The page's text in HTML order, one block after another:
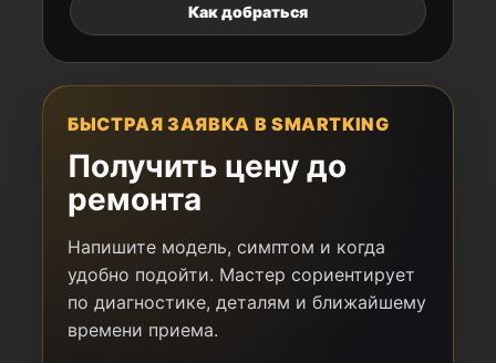
Как добраться
БЫСТРАЯ ЗАЯВКА В SMARTKING
Получить цену до
ремонта
Напишите модель, симптом и когда
удобно подойти. Мастер сориентирует
по диагностике, деталям и ближайшему
времени приема.